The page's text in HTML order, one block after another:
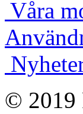
Våra
© 2019